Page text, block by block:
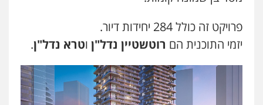
פרויקט זה כולל 284 יחידות דיור.
יזמי התוכנית הם רוטשטיין נדל"ן וטרא נדל"ן.
0502130230
אברהם שהבזי – משרד עורכי דין
מיסים כלכלי פלילי פשיעה כלכלית הלבנת
הון
0504456555